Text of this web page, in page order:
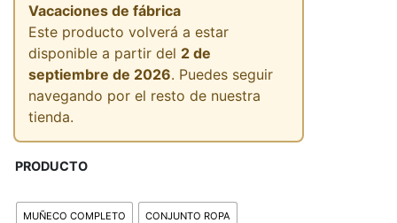
Vacaciones de fábrica
Este producto volverá a estar
disponible a partir del 2 de
septiembre de 2026. Puedes seguir
navegando por el resto de nuestra
tienda.
PRODUCTO
MUÑECO COMPLETO CONJUNTO ROPA